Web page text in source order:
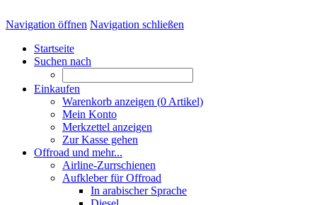
Navigation öffnen Navigation schließen
Startseite
Suchen nach
Einkaufen
Warenkorb anzeigen (0 Artikel)
Mein Konto
Merkzettel anzeigen
Zur Kasse gehen
Offroad und mehr...
Airline-Zurrschienen
Aufkleber für Offroad
In arabischer Sprache